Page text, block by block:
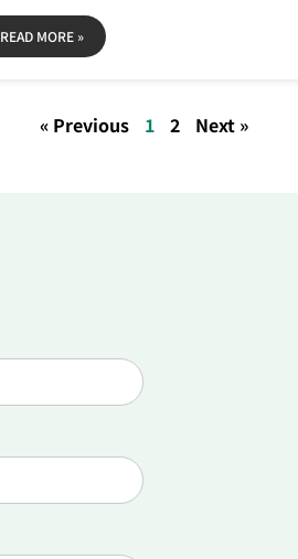
READ MORE »
« Previous 1 2 Next »